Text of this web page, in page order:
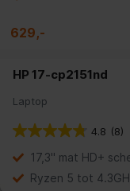
629,-
HP 17-cp2151nd
Laptop
4.8 (8)
17,3" mat HD+
Ryzen 5 tot